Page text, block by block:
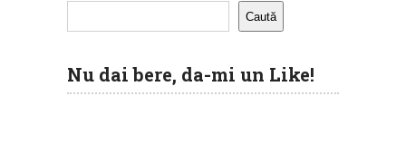
Caută
Nu dai bere, da-mi un Like!